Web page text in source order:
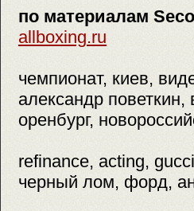
по материалам
allboxing.ru
чемпионат, киев,
александр
оренбург,
refinance, acting,
черный лом, форд,